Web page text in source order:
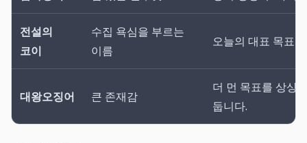
전설의
코이
수집 욕심을 부르는
이름
오늘의 대표 목표
대왕오징어 큰 존재감
더 먼 목표를 상상
둡니다.